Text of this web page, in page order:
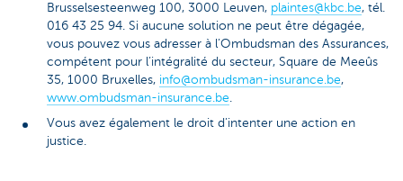
Brusselsesteenweg 100, 3000 Leuven, plaintes@kbc.be, tél.
016 43 25 94. Si aucune solution ne peut être dégagée,
vous pouvez vous adresser à l’Ombudsman des Assurances,
compétent pour l’intégralité du secteur, Square de Meeûs
35, 1000 Bruxelles, info@ombudsman-insurance.be,
www.ombudsman-insurance.be.
Vous avez également le droit d’intenter une action en
justice.